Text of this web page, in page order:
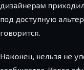
дизайнерам
под доступную
говорится.
Наконец, нельзя не